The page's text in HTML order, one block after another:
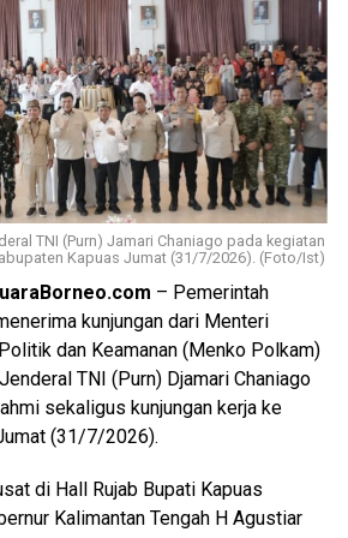
sempat datang ke lokasi dan
korban. Namun usai kembali dari
final Piala Dunia ia kembali
kembali terlibat cekcok dengan
dikunci dari dalam tersangka
pintu kemudian masuk
barang dan melanjutkan
diduga menyiramkan sekitar
ke lantai kamar dan barang-
menyalakan korek api yang
empat orang mengalami luka
Muh(5) Len (26) dan Am(25). Selain
TNI (Purn) Jamari Chaniago pada kegiatan
Kapuas Jumat (31/7/2026). (Foto/Ist)
– Pemerintah
kunjungan dari Menteri
dan Keamanan (Menko Polkam)
TNI (Purn) Djamari Chaniago
sekaligus kunjungan kerja ke
(31/7/2026).
di Hall Rujab Bupati Kapuas
Kalimantan Tengah H Agustiar